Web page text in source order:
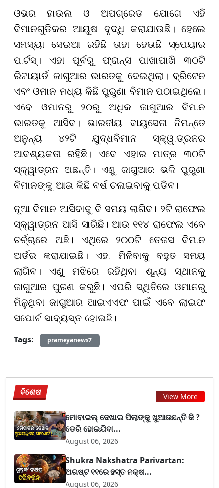
ଓଭର ହାଉଲ ଓ ଅପଗ୍ରେଡ ଯୋଗେ ଏହି
ବିମାନଗୁଡିକର ଆୟୁଷ ବୃଦ୍ଧି କରାଯାଉଛି। ହେଲେ
ସମସ୍ୟା ସେଇଆ ରହିଛି ତାହା ହେଉଛି ସ୍ପେୟାର
ପାର୍ଟସ୍। ଏହା ପୂର୍ବରୁ ଫ୍ରାନ୍ସ ପାଖାପାଖି ୩୦ଟି
ରିଟାୟାର୍ଡ ଜାଗୁଆର ଭାରତକୁ ଦେଇଥିଲା। ବ୍ରିଟେନ
ଏବଂ ଓମାନ ମଧ୍ୟ କିଛି ପୁରୁଣା ବିମାନ ପଠାଇଥିଲେ।
ଏବେ ଓମାନରୁ ୨୦ରୁ ଅଧିକ ଜାଗୁଆର ବିମାନ
ଭାରତକୁ ଆସିବ। ଭାରତୀୟ ବାୟୁସେନା ନିମନ୍ତେ
ଅନୁନ୍ୟ ୪୨ଟି ଯୁଦ୍ଧବିମାନ ସ୍କ୍ୱାଡ୍ରନର
ଆବଶ୍ୟକତା ରହିଛି। ଏବେ ଏହାର ମାତ୍ର ୩୦ଟି
ସ୍କ୍ୱାଡ୍ରନ ଅଛନ୍ତି। ଏଣୁ ଜାଗୁଆର ଭଳି ପୁରୁଣା
ବିମାନଙ୍କୁ ଆଉ କିଛି ବର୍ଷ ଚଳାଇବାକୁ ପଡିବ।
ନୂଆ ବିମାନ ଆସିବାକୁ ବି ସମୟ ଲାଗିବ। ୨ଟି ରାଫେଲ
ସ୍କ୍ୱାଡ୍ରନ ଆସି ସାରିଛି। ଆଉ ୧୧୪ ରାଫେଲ ଏବେ
ଚର୍ଚ୍ଚାରେ ଅଛି। ଏଥିରେ ୨୦୦ଟି ତେଜସ ବିମାନ
ଅର୍ଡର କରାଯାଇଛି। ଏହା ମିଳିବାକୁ ବହୁତ ସମୟ
ଲାଗିବ। ଏଣୁ ମଝିରେ ରହିଥିବା ଶୂନ୍ୟ ସ୍ଥାନକୁ
ଜାଗୁଆର ପୁରଣ କରୁଛି। ଏପରି ସ୍ଥିତିରେ ଓମାନରୁ
ମିଳୁଥିବା ଜାଗୁଆର ଆଇଏଏଫ ପାଇଁ ଏବେ ଲାଇଫ
ସପୋର୍ଟ ସାବ୍ୟସ୍ତ ହୋଇଛି।
Tags:
prameyanews7
ବିଶେଷ View More
ମୋବାଇଲ୍ ଦେଖାଇ ପିଲାଙ୍କୁ ଖୁଆଉଛନ୍ତି କି ?
ଡେରି ହୋଇଯିବା...
August 06, 2026
Shukra Nakshatra Parivartan:
ଅଗଷ୍ଟ ୧୧ରେ ହସ୍ତ ନକ୍ଷ...
August 06, 2026